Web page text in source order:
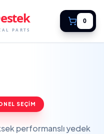
PARTS
0
SEÇİM
performanslı yedek